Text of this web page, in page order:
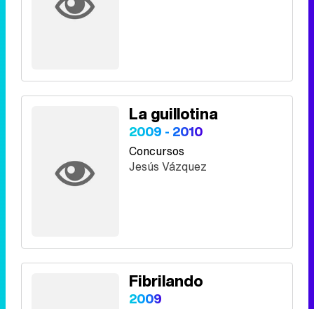
La guillotina
2009 - 2010
Concursos
Jesús Vázquez
Fibrilando
2009